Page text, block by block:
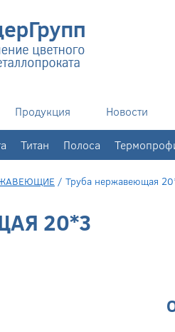
Продукция Новости
Титан Полоса
/ Труба нержавеющая
20*3